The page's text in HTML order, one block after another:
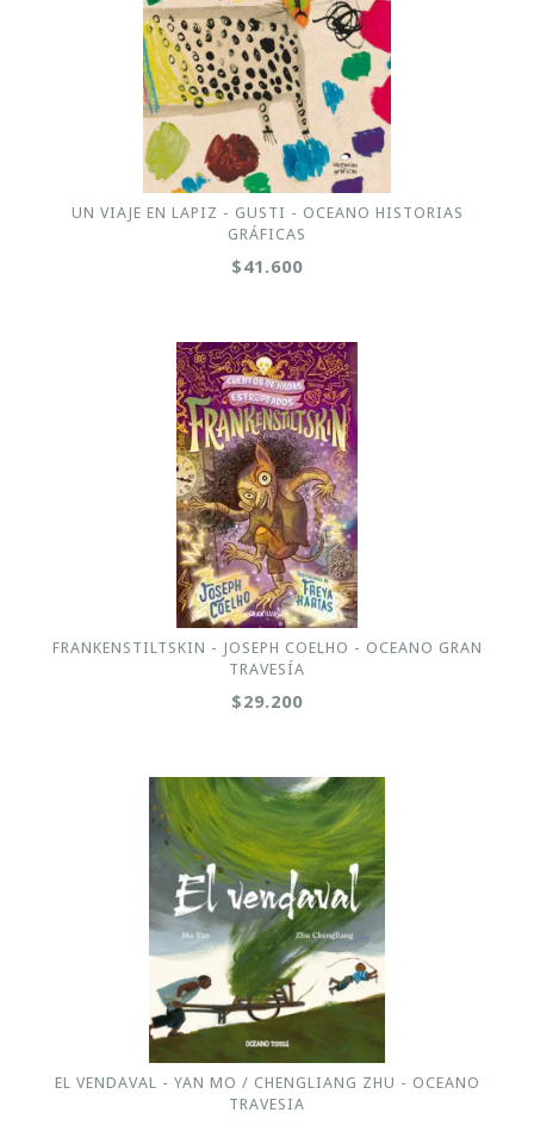
UN VIAJE EN LAPIZ - GUSTI - OCEANO HISTORIAS
GRÁFICAS
$41.600
FRANKENSTILTSKIN - JOSEPH COELHO - OCEANO GRAN
TRAVESÍA
$29.200
EL VENDAVAL - YAN MO / CHENGLIANG ZHU - OCEANO
TRAVESIA